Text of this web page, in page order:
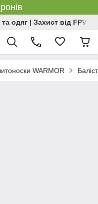
одяг | Захист від FPV |
WARMOR